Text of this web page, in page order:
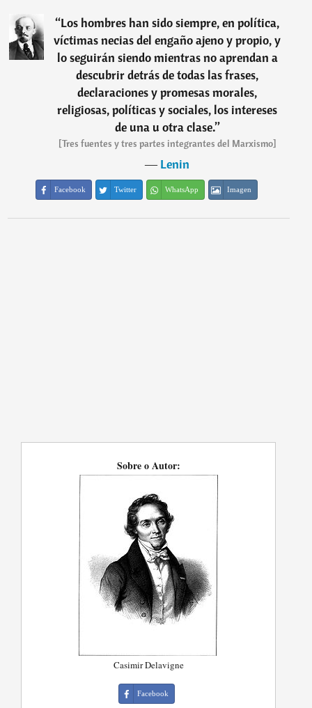
“Los hombres han sido siempre, en política,
víctimas necias del engaño ajeno y propio, y
lo seguirán siendo mientras no aprendan a
descubrir detrás de todas las frases,
declaraciones y promesas morales,
religiosas, políticas y sociales, los intereses
de una u otra clase.”
[Tres fuentes y tres partes integrantes del Marxismo]
―Lenin
Facebook Twitter WhatsApp Imagen
Sobre o Autor:
Casimir Delavigne
Facebook